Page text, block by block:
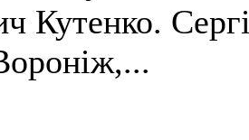
Кутенко.